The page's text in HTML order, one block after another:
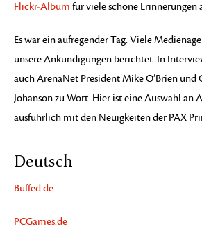
Flickr-Album für viele schöne Erinnerungen
Es war ein aufregender Tag. Viele
unsere Ankündigungen berichtet. In
auch ArenaNet President Mike O’Brien
Johanson zu Wort. Hier ist eine Auswahl an
ausführlich mit den Neuigkeiten der PAX
Deutsch
Buffed.de
PCGames.de